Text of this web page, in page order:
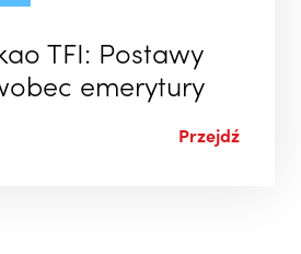
TFI: Postawy
emerytury
Przejdź